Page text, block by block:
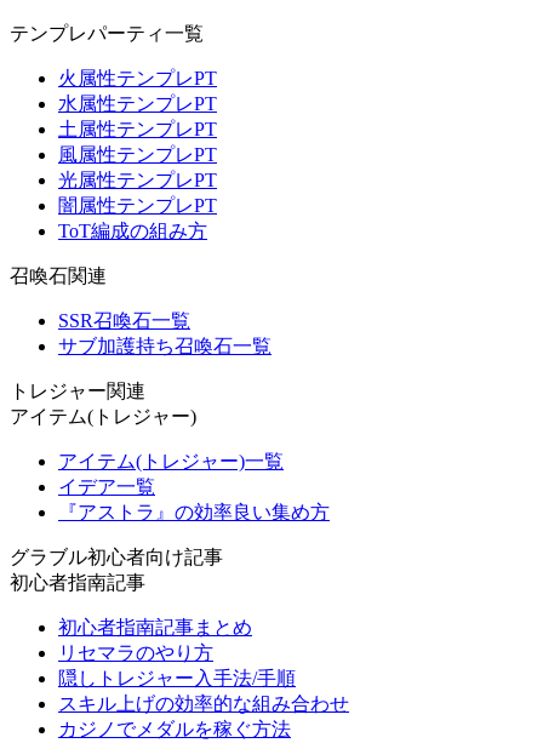
テンプレパーティ一覧
火属性テンプレPT
水属性テンプレPT
土属性テンプレPT
風属性テンプレPT
光属性テンプレPT
闇属性テンプレPT
ToT編成の組み方
召喚石関連
SSR召喚石一覧
サブ加護持ち召喚石一覧
トレジャー関連
アイテム(トレジャー)
アイテム(トレジャー)一覧
イデア一覧
『アストラ』の効率良い集め方
グラブル初心者向け記事
初心者指南記事
初心者指南記事まとめ
リセマラのやり方
隠しトレジャー入手法/手順
スキル上げの効率的な組み合わせ
カジノでメダルを稼ぐ方法